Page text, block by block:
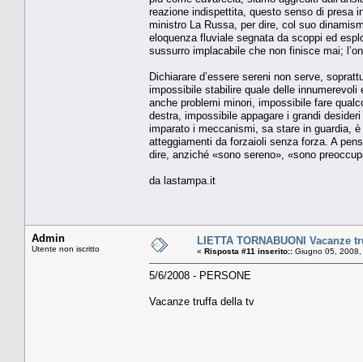
reazione indispettita, questo senso di presa
ministro La Russa, per dire, col suo
eloquenza fluviale segnata da scoppi ed
sussurro implacabile che non finisce mai;
Dichiarare d’essere sereni non serve,
impossibile stabilire quale delle
anche problemi minori, impossibile fare
destra, impossibile appagare i grandi
imparato i meccanismi, sa stare in guardia,
atteggiamenti da forzaioli senza forza. A
dire, anziché «sono sereno», «sono
da lastampa.it
Admin
Utente non iscritto
LIETTA TORNABUONI Vacanze
« Risposta #11 inserito:: Giugno 05,
5/6/2008 - PERSONE
Vacanze truffa della tv